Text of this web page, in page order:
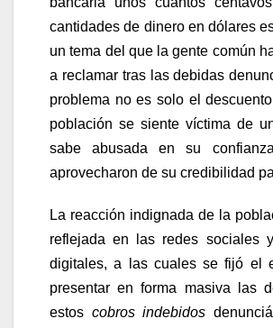
cantidades de dinero en dólares
un tema del que la gente común
a reclamar tras las debidas
problema no es solo el
población se siente víctima de
sabe abusada en su
aprovecharon de su credibilidad
La reacción indignada de la
reflejada en las redes sociales
digitales, a las cuales se fijó el
presentar en forma masiva las
estos cobros indebidos